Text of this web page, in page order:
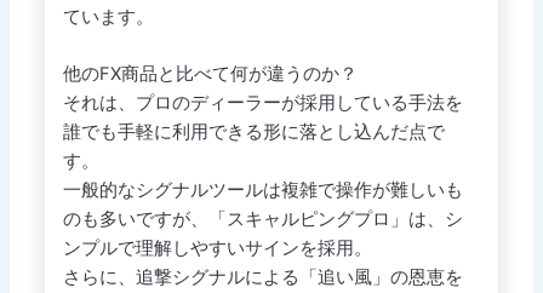
ています。
他のFX商品と比べて何が違うのか？
それは、プロのディーラーが採用している手法を
誰でも手軽に利用できる形に落とし込んだ点で
す。
一般的なシグナルツールは複雑で操作が難しいも
のも多いですが、「スキャルピングプロ」は、シ
ンプルで理解しやすいサインを採用。
さらに、追撃シグナルによる「追い風」の恩恵を